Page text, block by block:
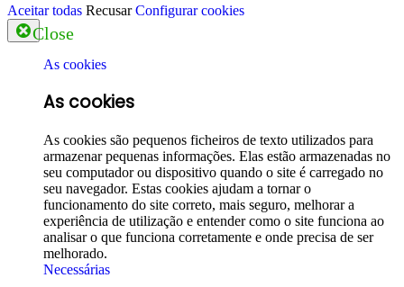
Aceitar todas Recusar Configurar cookies
Close
As cookies
As cookies
As cookies são pequenos ficheiros de texto utilizados para
armazenar pequenas informações. Elas estão armazenadas no
seu computador ou dispositivo quando o site é carregado no
seu navegador. Estas cookies ajudam a tornar o
funcionamento do site correto, mais seguro, melhorar a
experiência de utilização e entender como o site funciona ao
analisar o que funciona corretamente e onde precisa de ser
melhorado.
Necessárias